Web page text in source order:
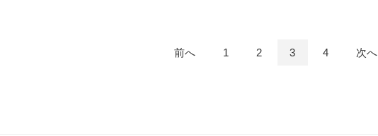
前へ 1 2 3 4 次へ